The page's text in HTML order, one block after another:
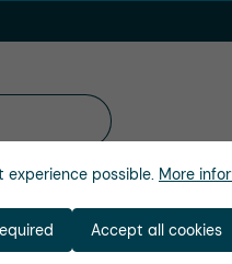
experience possible. More
Accept all cookies